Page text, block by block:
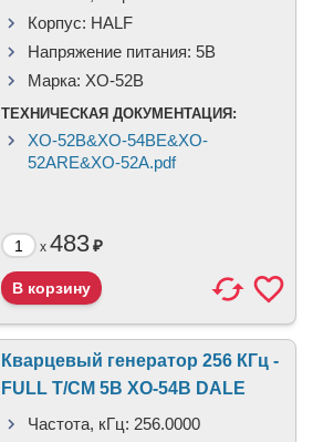
Корпус: HALF
Напряжение питания: 5В
Марка: XO-52B
ТЕХНИЧЕСКАЯ ДОКУМЕНТАЦИЯ:
XO-52B&XO-54BE&XO-
52ARE&XO-52A.pdf
x 483₽
Кварцевый генератор 256 КГц -
FULL T/CM 5В XO-54B DALE
Частота, кГц: 256.0000